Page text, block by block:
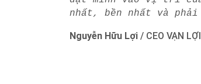
nhất, bền nhất và
Nguyễn Hữu Lợi / CEO VẠN